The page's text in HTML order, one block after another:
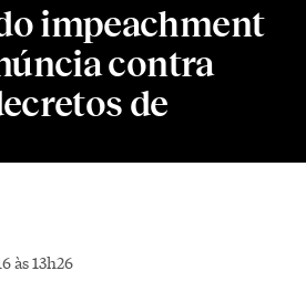
impeachment
contra
de
às 13h26